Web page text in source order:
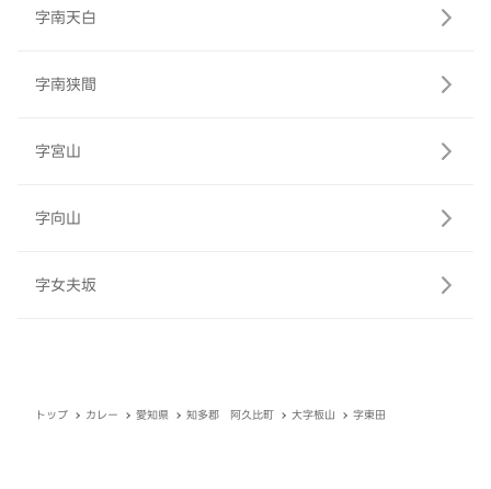
字南天白
字南狭間
字宮山
字向山
字女夫坂
トップ カレー 愛知県 知多郡 阿久比町 大字板山 字東田